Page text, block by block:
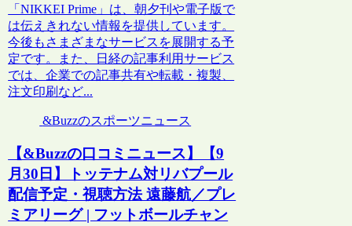
「NIKKEI Prime」は、朝夕刊や電子版で
は伝えきれない情報を提供しています。
今後もさまざまなサービスを展開する予
定です。また、日経の記事利用サービス
では、企業での記事共有や転載・複製、
注文印刷など...
&Buzzのスポーツニュース
【&Buzzの口コミニュース】【9
月30日】トッテナム対リバプール
配信予定・視聴方法 遠藤航／プレ
ミアリーグ | フットボールチャン